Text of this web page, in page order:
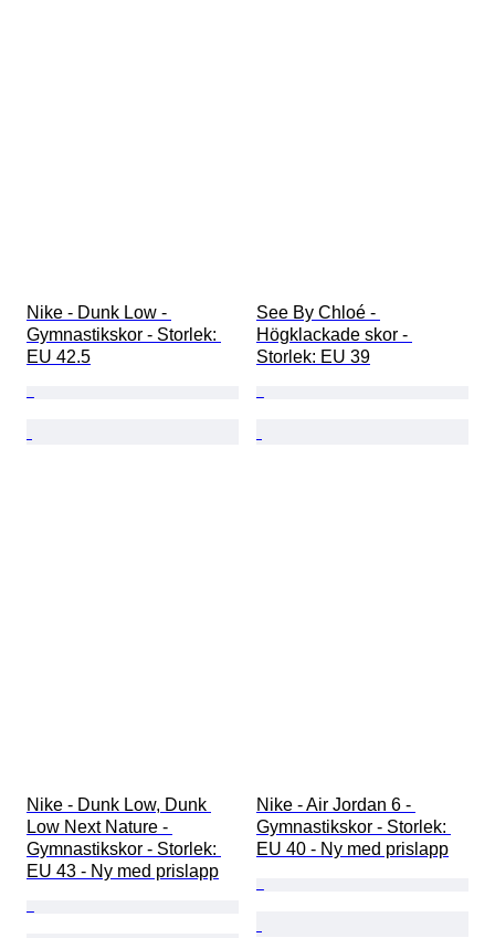
Nike - Dunk Low -
Gymnastikskor - Storlek:
EU 42.5
See By Chloé -
Högklackade skor -
Storlek: EU 39
Nike - Dunk Low, Dunk
Low Next Nature -
Gymnastikskor - Storlek:
EU 43 - Ny med prislapp
Nike - Air Jordan 6 -
Gymnastikskor - Storlek:
EU 40 - Ny med prislapp